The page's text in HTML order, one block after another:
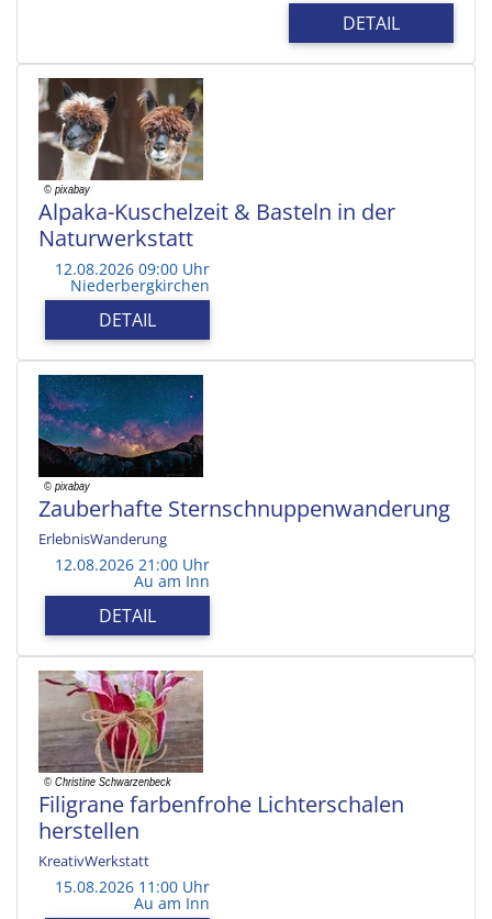
DETAIL
Alpaka-Kuschelzeit & Basteln in der
Naturwerkstatt
12.08.2026 09:00 Uhr
Niederbergkirchen
DETAIL
Zauberhafte Sternschnuppenwanderung
ErlebnisWanderung
12.08.2026 21:00 Uhr
Au am Inn
DETAIL
Filigrane farbenfrohe Lichterschalen
herstellen
KreativWerkstatt
15.08.2026 11:00 Uhr
Au am Inn